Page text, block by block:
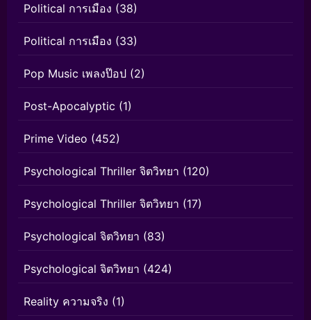
Political การเมือง (38)
Political การเมือง (33)
Pop Music เพลงป๊อป (2)
Post-Apocalyptic (1)
Prime Video (452)
Psychological Thriller จิตวิทยา (120)
Psychological Thriller จิตวิทยา (17)
Psychological จิตวิทยา (83)
Psychological จิตวิทยา (424)
Reality ความจริง (1)